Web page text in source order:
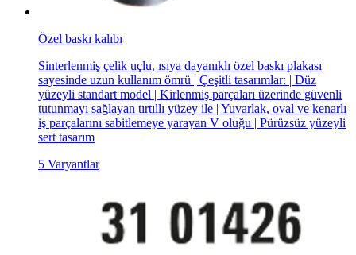
Özel baskı kalıbı
Sinterlenmiş çelik uçlu, ısıya dayanıklı özel baskı plakası
sayesinde uzun kullanım ömrü | Çeşitli tasarımlar: | Düz
yüzeyli standart model | Kirlenmiş parçaları üzerinde güvenli
tutunmayı sağlayan tırtıllı yüzey ile | Yuvarlak, oval ve kenarlı
iş parçalarını sabitlemeye yarayan V oluğu | Pürüzsüz yüzeyli
sert tasarım
5 Varyantlar